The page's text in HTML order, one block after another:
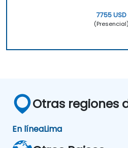
7755 USD
(Presencial)
Otras regiones
En líneaLima